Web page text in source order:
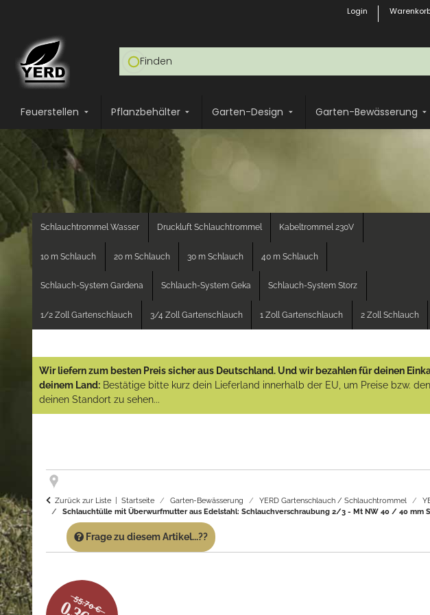
Login
Feuerstellen Pflanzbehälter Garten-Design Garten-Bewässerung
Schlauchtrommel Wasser Druckluft Schlauchtrommel Kabeltrommel 230V
10 m Schlauch 20 m Schlauch 30 m Schlauch 40 m Schlauch
Schlauch-System Gardena Schlauch-System Geka Schlauch-System Storz
1/2 Zoll Gartenschlauch 3/4 Zoll Gartenschlauch 1 Zoll Gartenschlauch 2 Zoll Schlauch
Wir liefern zum besten Preis sicher aus Deutschland. Und wir bezahlen für deinen
deinem Land: Bestätige bitte kurz dein Lieferland innerhalb der EU, um Preise bzw.
deinen Standort zu sehen...
Zurück zur Liste Startseite Garten-Bewässerung YERD Gartenschlauch / Schlauchtrommel
Schlauchtülle mit Überwurfmutter aus Edelstahl: Schlauchverschraubung 2/3 - Mt NW 40 / 40 mm
Frage zu diesem Artikel...??
55.70 €